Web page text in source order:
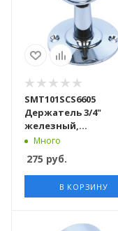
SMT101SCS6605
Держатель 3/4"
железный,
хромированный 100
шт/кор
Много
275 руб.
В КОРЗИНУ